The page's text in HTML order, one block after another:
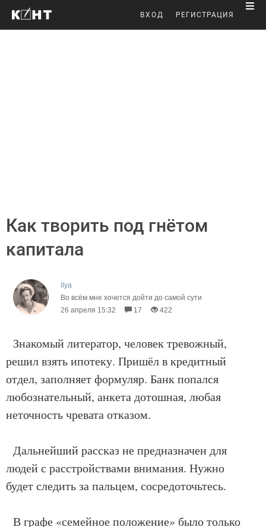
ВХОД РЕГИСТРАЦИЯ
Как творить под гнётом
капитала
ilya
Во всём мне хочется дойти до самой сути
26 апреля 15:32
17 422
Знакомый литератор, человек тревожный,
решил взять ипотеку. Пришёл в кредитный
отдел, заполняет формуляр. Банк попался
любознательный, анкета дотошная, любая
неточность чревата отказом.
Дальнейший рассказ не предназначен для
людей с расстройствами внимания. Нужно
будет следить за пальцем, сосредоточьтесь.
В графе «семейное положение» было только